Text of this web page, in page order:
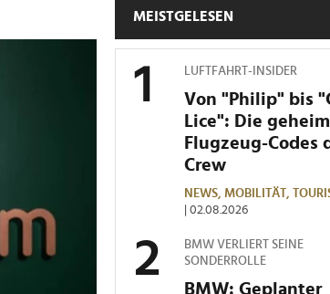
MEISTGELESEN
LUFTFAHRT-INSIDER
Von "Philip" bis
Lice": Die
Flugzeug-Codes
Crew
NEWS, MOBILITÄT,
| 02.08.2026
BMW VERLIERT SEINE
SONDERROLLE
BMW: Geplanter